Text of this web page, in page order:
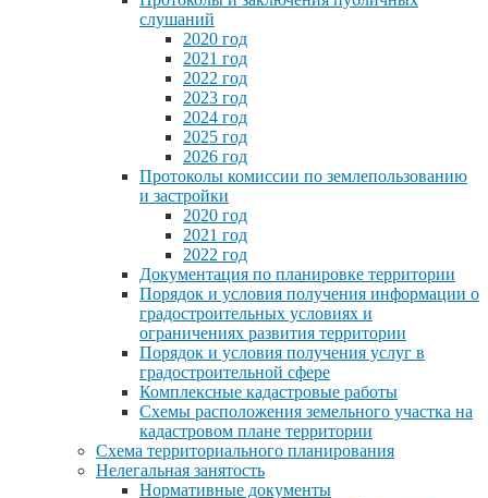
слушаний
2020 год
2021 год
2022 год
2023 год
2024 год
2025 год
2026 год
Протоколы комиссии по землепользованию
и застройки
2020 год
2021 год
2022 год
Документация по планировке территории
Порядок и условия получения информации о
градостроительных условиях и
ограничениях развития территории
Порядок и условия получения услуг в
градостроительной сфере
Комплексные кадастровые работы
Схемы расположения земельного участка на
кадастровом плане территории
Схема территориального планирования
Нелегальная занятость
Нормативные документы